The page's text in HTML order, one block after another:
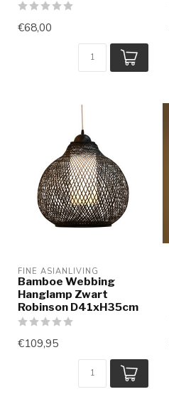
€68,00
FINE ASIANLIVING
Bamboe Webbing
Hanglamp Zwart
Robinson D41xH35cm
€109,95